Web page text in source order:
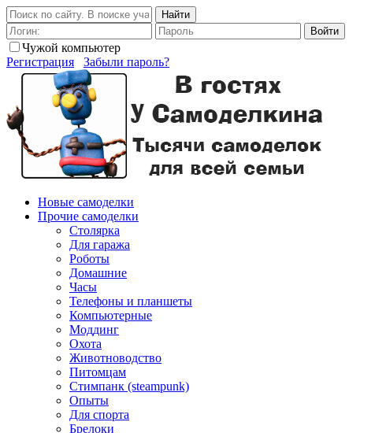
Найти
Войти
Чужой компьютер
Регистрация
Забыли пароль?
Новые самоделки
Прочие самоделки
Столярка
Для гаража
Роботы
Домашние
Часы
Телефоны и планшеты
Компьютерные
Моддинг
Охота
Животноводство
Питомцам
Стимпанк (steampunk)
Опыты
Для спорта
Брелоки